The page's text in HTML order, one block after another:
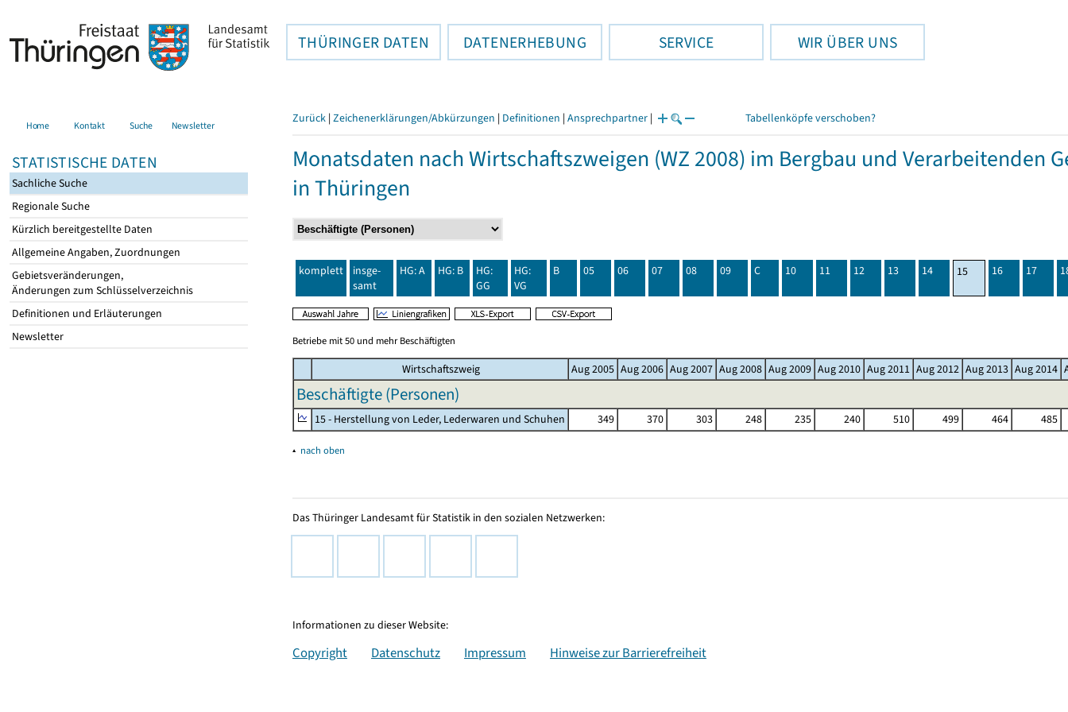
THÜRINGER DATEN DATENERHEBUNG SERVICE WIR ÜBER UNS
Home Kontakt Suche Newsletter
STATISTISCHE DATEN
Sachliche Suche
Regionale Suche
Kürzlich bereitgestellte Daten
Allgemeine Angaben, Zuordnungen
Gebietsveränderungen,
Änderungen zum Schlüsselverzeichnis
Definitionen und Erläuterungen
Newsletter
Zurück | Zeichenerklärungen/Abkürzungen | Definitionen | Ansprechpartner | Tabellenköpfe verschoben?
Monatsdaten nach Wirtschaftszweigen (WZ 2008) im Bergbau und Verarbeitenden
in Thüringen
komplett
insge-
samt
HG: A HG: B
HG:
GG
HG:
VG
B 05 06 07 08 09 C 10 11 12 13 14 15 16 17
Betriebe mit 50 und mehr Beschäftigten
Wirtschaftszweig Aug 2005 Aug 2006 Aug 2007 Aug 2008 Aug 2009 Aug 2010 Aug 2011 Aug 2012 Aug 2013 Aug 2014
Beschäftigte (Personen)
15 - Herstellung von Leder, Lederwaren und Schuhen 349 370 303 248 235 240 510 499 464 485
▴ nach oben
Das Thüringer Landesamt für Statistik in den sozialen Netzwerken:
Informationen zu dieser Website:
Copyright Datenschutz Impressum Hinweise zur Barrierefreiheit